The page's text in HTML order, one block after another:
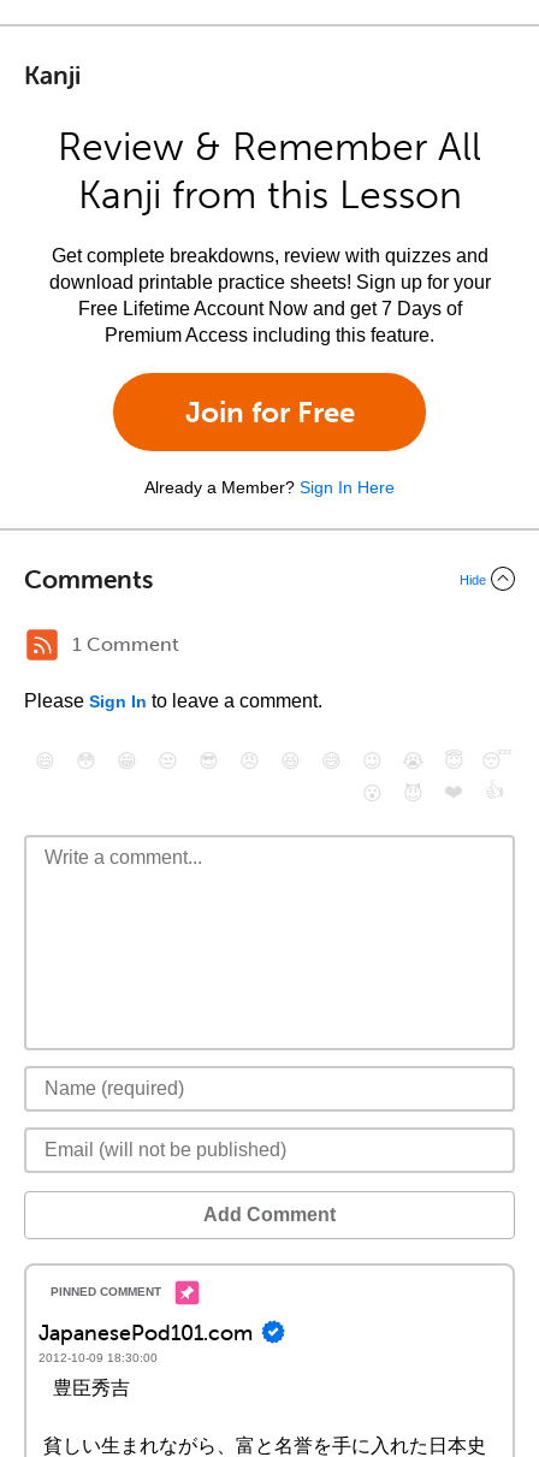
Kanji
Review & Remember All
Kanji from this Lesson
Get complete breakdowns, review with quizzes and
download printable practice sheets! Sign up for your
Free Lifetime Account Now and get 7 Days of
Premium Access including this feature.
Join for Free
Already a Member? Sign In Here
Comments Hide
1 Comment
Please Sign In to leave a comment.
😄 😳 😁 😒 😎 😠 😆 😅 😉 😭 😇
😴
😮
😈 ❤️ 👍
Add Comment
JapanesePod101.com
2012-10-09 18:30:00
豊臣秀吉
貧しい生まれながら、富と名誉を手に入れた日本史